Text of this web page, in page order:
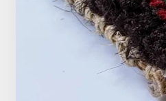
Kokosgittermatten
Gewebte